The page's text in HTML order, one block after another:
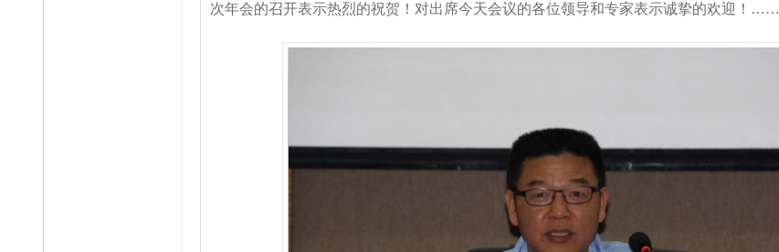
次年会的召开表示热烈的祝贺！对出席今天会议的各位领导和专家表示诚挚的欢迎！……